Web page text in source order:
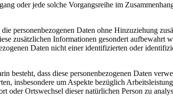
oder jede solche Vorgangsreihe im
personenbezogenen Daten ohne Hinzuziehung
zusätzlichen Informationen gesondert aufbewahrt
Daten nicht einer identifizierten oder
besteht, dass diese personenbezogenen Daten
insbesondere um Aspekte bezüglich
oder Ortswechsel dieser natürlichen Person zu